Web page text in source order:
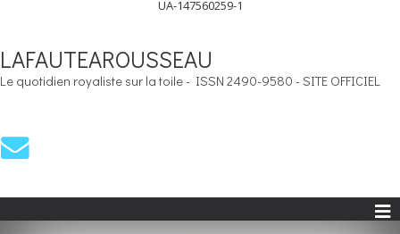
UA-147560259-1
LAFAUTEAROUSSEAU
Le quotidien royaliste sur la toile - ISSN 2490-9580 - SITE OFFICIEL